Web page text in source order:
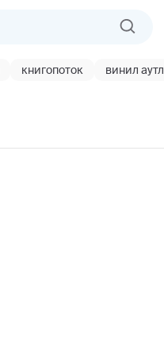
книгопоток винил